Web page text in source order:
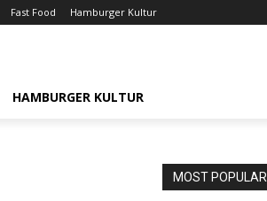
Fast Food Hamburger Kultur
HAMBURGER KULTUR
MOST POPULAR